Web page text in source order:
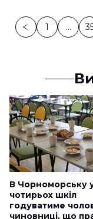
1 …
В Чорноморську
чотирьох шкіл
годуватиме
чиновниці, що